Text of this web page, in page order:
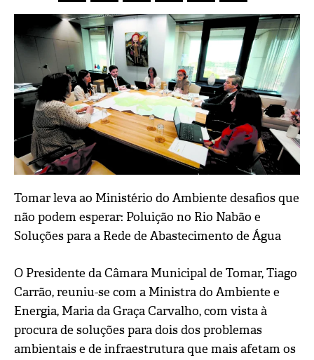
Tomar leva ao Ministério do Ambiente desafios que
não podem esperar: Poluição no Rio Nabão e
Soluções para a Rede de Abastecimento de Água
O Presidente da Câmara Municipal de Tomar, Tiago
Carrão, reuniu-se com a Ministra do Ambiente e
Energia, Maria da Graça Carvalho, com vista à
procura de soluções para dois dos problemas
ambientais e de infraestrutura que mais afetam os